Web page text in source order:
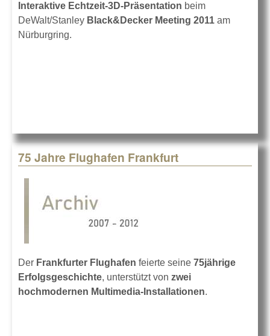
Interaktive Echtzeit-3D-Präsentation beim
DeWalt/Stanley Black&Decker Meeting 2011 am
Nürburgring.
75 Jahre Flughafen Frankfurt
Der Frankfurter Flughafen feierte seine 75jährige
Erfolgsgeschichte, unterstützt von zwei
hochmodernen Multimedia-Installationen.